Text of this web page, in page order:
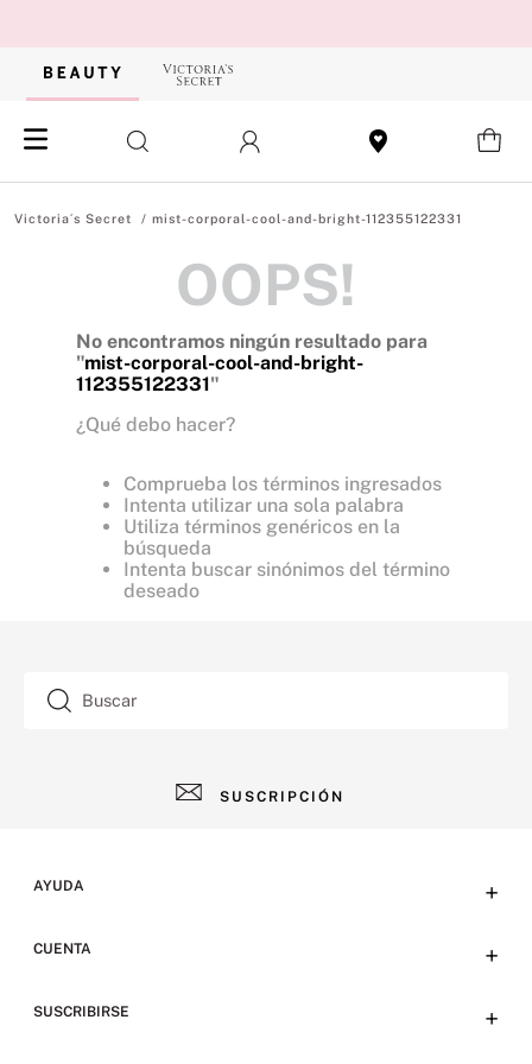
mist-corporal-cool-and-bright-112355122331
OOPS!
No encontramos ningún resultado para
"mist-corporal-cool-and-bright-
112355122331"
¿Qué debo hacer?
Comprueba los términos ingresados
Intenta utilizar una sola palabra
Utiliza términos genéricos en la
búsqueda
Intenta buscar sinónimos del término
deseado
Buscar
SUSCRIPCIÓN
AYUDA +
Preguntas frecuentes
CUENTA +
SUSCRIBIRSE +